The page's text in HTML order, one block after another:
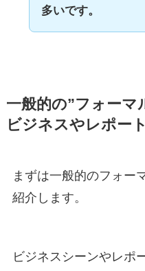
多いです。
一般的の”フォーマ
ビジネスやレポー
まずは一般的のフォー
紹介します。
ビジネスシーンやレポ